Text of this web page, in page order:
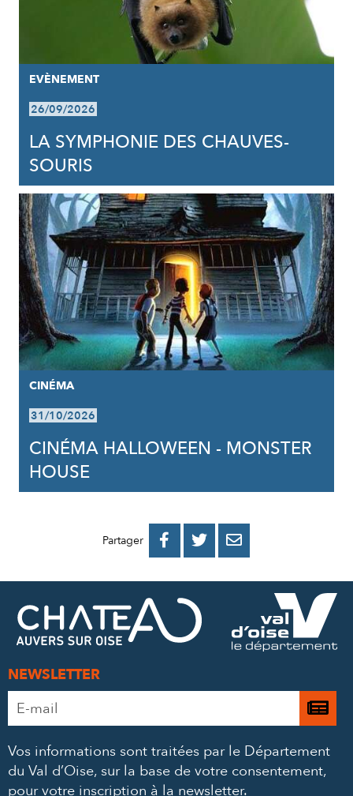
EVÈNEMENT
26/09/2026
LA SYMPHONIE DES CHAUVES-
SOURIS
CINÉMA
31/10/2026
CINÉMA HALLOWEEN - MONSTER
HOUSE
Partager 
PARTAGER
FACEBOOK
PARTAGER
PARTAGER
MAIL
NEWSLETTER
Adresse
e-
*
Je
à
Vos informations sont traitées par le Département
du Val d’Oise, sur la base de votre consentement,
pour votre inscription à la newsletter.